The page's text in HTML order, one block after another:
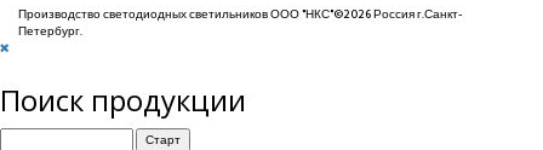
Производство светодиодных светильников ООО "НКС"©2026 Россия г.Санкт-
Петербург.
Поиск продукции